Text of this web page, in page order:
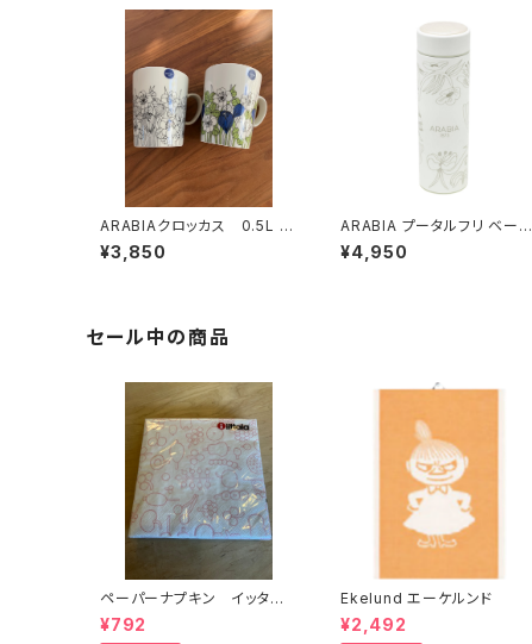
ARABIAクロッカス 0.5L マ
グ ブラック
¥3,850
ARABIA プータルフリ ベージ
ュ
¥4,950
セール中の商品
ペーパーナプキン イッタ
ラ フルツタピンク
¥792
Ekelund エーケルンド
¥2,492